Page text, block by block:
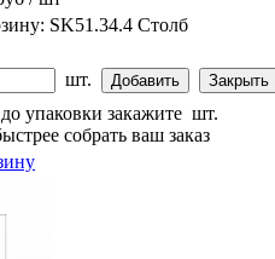
SK51.34.4 Столб
шт.
упаковки закажите шт.
собрать ваш заказ